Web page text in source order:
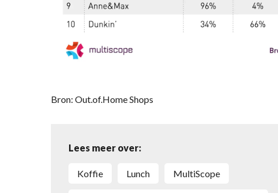
Bron: Out.of.Home Shops
Lees meer over:
koffie lunch MultiScope